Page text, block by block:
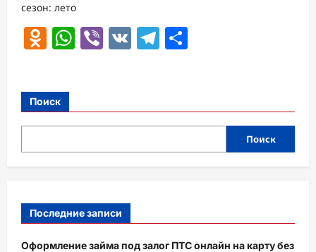
сезон: лето
Odnoklassniki
WhatsApp
Viber
VK Telegram
Поиск
Поиск
Последние записи
Оформление займа под залог ПТС онлайн на карту без